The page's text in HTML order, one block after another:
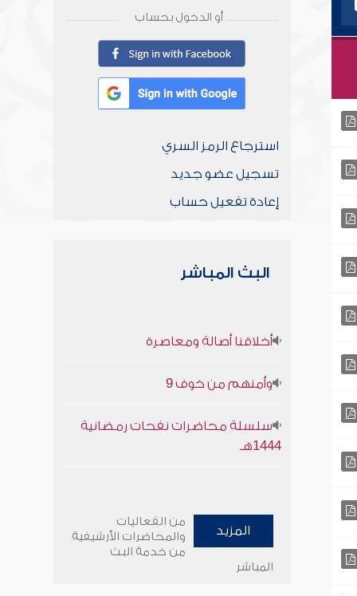
أو الدخول بحساب
استرجاع الرمز السري
تسجيل عضو جديد
إعادة تفعيل حساب
البث المباشر
أخلاقنا أصالة ومعاصرة
وأمنهم من خوف 9
سلسلة محاضرات نفحات رمضانية
1444هـ
المزيد
من الفعاليات
والمحاضرات الأرشيفية
من خدمة البث
المباشر